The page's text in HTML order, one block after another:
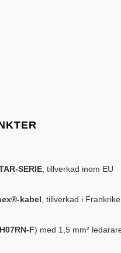
SERIE , tillverkad inom EU
kabel , tillverkad i Frankrike
H07RN-F) med 1,5 mm²